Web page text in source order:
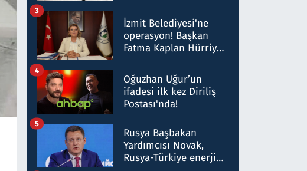
Milyar liralık para
trafiği tespit edildi
İzmit Belediyesi'ne
operasyon! Başkan
Fatma Kaplan Hürriyet
3
Oğuzhan Uğur’un
ifadesi ilk kez Diriliş
Postası'nda!
4
Rusya Başbakan
Yardımcısı Novak,
Rusya-Türkiye enerji
5